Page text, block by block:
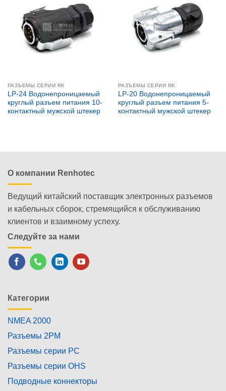
РАЗЪЕМЫ СЕРИИ RK
LP-24 Водонепроницаемый
круглый разъем питания 10-
контактный мужской штекер
РАЗЪЕМЫ СЕРИИ RK
LP-20 Водонепроницаемый
круглый разъем питания 5-
контактный мужской штекер
О компании Renhotec
Ведущий китайский поставщик электронных разъемов
и кабельных сборок, стремящийся к обслуживанию
клиентов и взаимному успеху.
Следуйте за нами
Категории
NMEA 2000
Разъемы 2PM
Разъемы серии PC
Разъемы серии OHS
Подводные коннекторы